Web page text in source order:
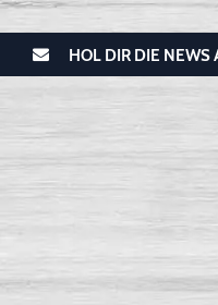
HOL DIR DIE NEWS